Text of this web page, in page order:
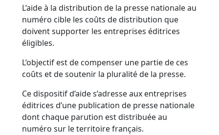
L’aide à la distribution de la presse nationale au
numéro cible les coûts de distribution que
doivent supporter les entreprises éditrices
éligibles.
L’objectif est de compenser une partie de ces
coûts et de soutenir la pluralité de la presse.
Ce dispositif d’aide s’adresse aux entreprises
éditrices d’une publication de presse nationale
dont chaque parution est distribuée au
numéro sur le territoire français.